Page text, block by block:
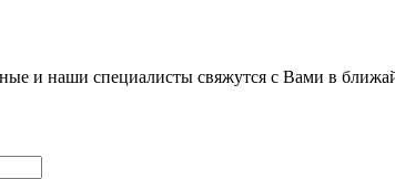
и наши специалисты свяжутся с Вами в